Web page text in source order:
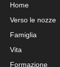
Home
Verso le nozze
Famiglia
Vita
Formazione